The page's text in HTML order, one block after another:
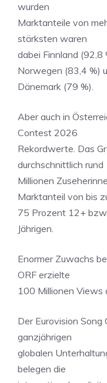
wurden
Marktanteile von
stärksten waren
dabei Finnland (92,8
Norwegen (83,4 %)
Dänemark (79 %).
Aber auch in
Contest 2026
Rekordwerte. Das
durchschnittlich rund
Millionen
Marktanteil von bis
75 Prozent 12+
Jährigen.
Enormer Zuwachs
ORF erzielte
100 Millionen Views
Der Eurovision
ganzjährigen
globalen
belegen die